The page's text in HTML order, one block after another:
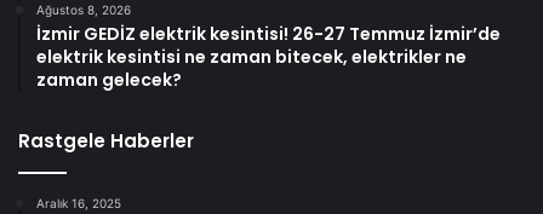
Ağustos 8, 2026
İzmir GEDİZ elektrik kesintisi! 26-27 Temmuz İzmir’de
elektrik kesintisi ne zaman bitecek, elektrikler ne
zaman gelecek?
Rastgele Haberler
Aralık 16, 2025